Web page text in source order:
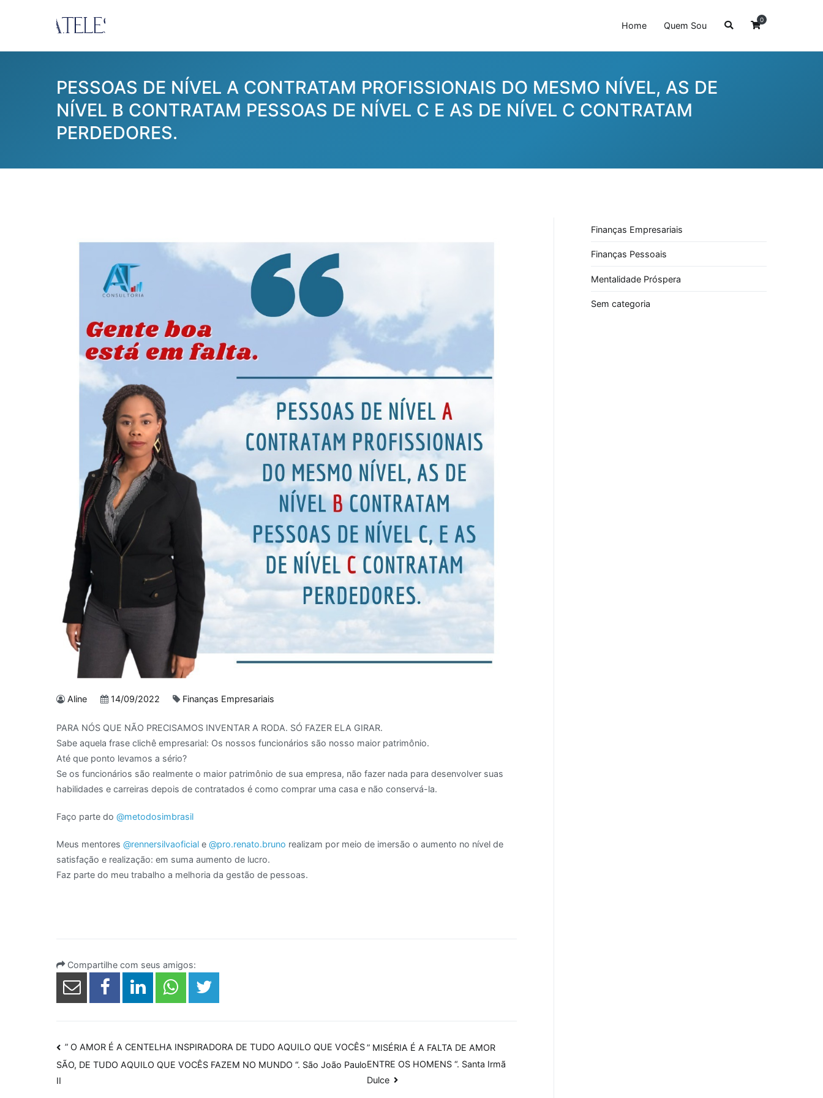
conteúdo
Home Quem Sou
0
PESSOAS DE NÍVEL A CONTRATAM PROFISSIONAIS DO MESMO NÍVEL, AS DE
NÍVEL B CONTRATAM PESSOAS DE NÍVEL C E AS DE NÍVEL C CONTRATAM
PERDEDORES.
Aline 14/09/2022 Finanças Empresariais
PARA NÓS QUE NÃO PRECISAMOS INVENTAR A RODA. SÓ FAZER ELA GIRAR.
Sabe aquela frase clichê empresarial: Os nossos funcionários são nosso maior patrimônio.
Até que ponto levamos a sério?
Se os funcionários são realmente o maior patrimônio de sua empresa, não fazer nada para desenvolver suas
habilidades e carreiras depois de contratados é como comprar uma casa e não conservá-la.
Faço parte do @metodosimbrasil
Meus mentores @rennersilvaoficial e @pro.renato.bruno realizam por meio de imersão o aumento no nível de
satisfação e realização: em suma aumento de lucro.
Faz parte do meu trabalho a melhoria da gestão de pessoas.
Compartilhe com seus amigos:
Navegação
de
” O AMOR É A CENTELHA INSPIRADORA DE TUDO AQUILO QUE VOCÊS
SÃO, DE TUDO AQUILO QUE VOCÊS FAZEM NO MUNDO “. São João Paulo
II
” MISÉRIA É A FALTA DE AMOR
ENTRE OS HOMENS “. Santa Irmã
Dulce
Finanças Empresariais
Finanças Pessoais
Mentalidade Próspera
Sem categoria